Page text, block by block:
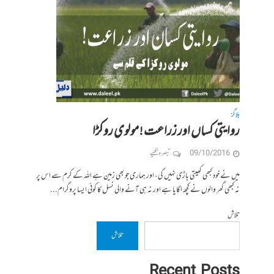
بلاگز
روایتی کساں اور زراعت ! مولوی روکڑا
09/10/2016 تبصرہ لکھیے
میں نے خود کبھی کھیتی باڑی نہیں کی، اور ہماری جو بھی زمین ہے اللہ کے کرم سے اس پر
نہ کبھی گھر والوں نے کچھ اگایا ہے اور نہ ہی آنے والی نسل کا کوئی ایسا پروگرام...
تلاش
تلاش